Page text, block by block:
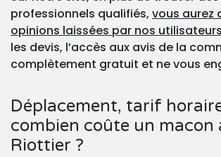
professionnels qualifiés, vous aurez
opinions laissées par nos utilisateurs
les devis, l’accès aux avis de la
complètement gratuit et ne vous
Déplacement, tarif
combien coûte un macon
Riottier ?